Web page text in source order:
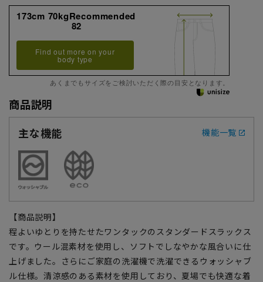
173cm 70kgRecommended
82
Find out more on your
body type
あくまでもサイズをご検討いただく際の目安となります。
商品説明
主な機能
機能一覧
【商品説明】
程よいゆとりを持たせたワンタックのスタンダードスラックス
です。ウール混素材を使用し、ソフトでしなやかな風合いに仕
上げました。さらにご家庭の洗濯機で洗濯できるウォッシャブ
ル仕様。清涼感のある素材を使用しており、夏場でも快適な着